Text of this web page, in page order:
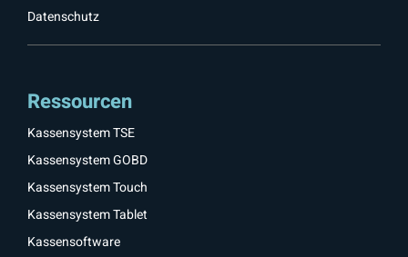
Datenschutz
Ressourcen
Kassensystem TSE
Kassensystem GOBD
Kassensystem Touch
Kassensystem Tablet
Kassensoftware